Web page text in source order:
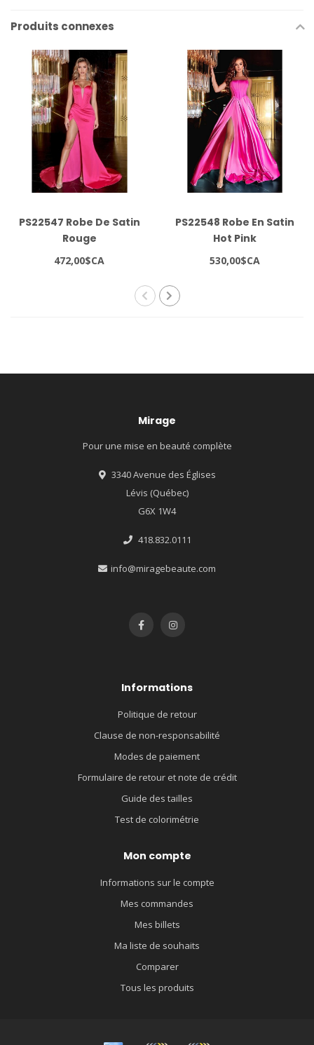
Produits connexes
PS22547 Robe De Satin
Rouge
472,00$CA
PS22548 Robe En Satin
Hot Pink
530,00$CA
Mirage
Pour une mise en beauté complète
3340 Avenue des Églises
Lévis (Québec)
G6X 1W4
418.832.0111
info@miragebeaute.com
Informations
Politique de retour
Clause de non-responsabilité
Modes de paiement
Formulaire de retour et note de crédit
Guide des tailles
Test de colorimétrie
Mon compte
Informations sur le compte
Mes commandes
Mes billets
Ma liste de souhaits
Comparer
Tous les produits